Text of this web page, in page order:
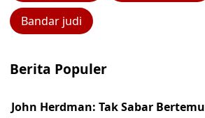
Bandar judi
Berita Populer
John Herdman: Tak Sabar Bertemu